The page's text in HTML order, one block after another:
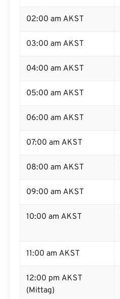
02:00 am AKST
03:00 am AKST
04:00 am AKST
05:00 am AKST
06:00 am AKST
07:00 am AKST
08:00 am AKST
09:00 am AKST
10:00 am AKST
11:00 am AKST
12:00 pm AKST
(Mittag)